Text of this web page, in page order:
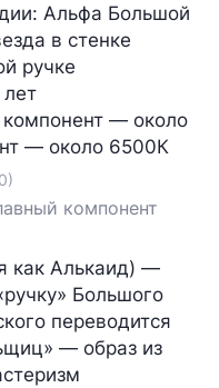
Альфа Большой
в стенке
ручке
компонент — около
— около 6500К
компонент
как Алькаид) —
Большого
переводится
— образ из